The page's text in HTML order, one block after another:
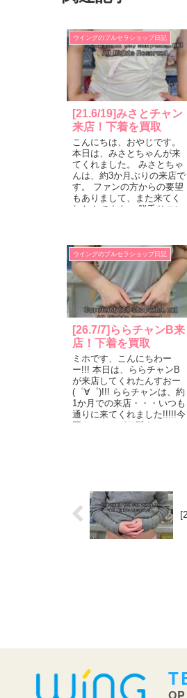
ウイングのブルセラショップ日記
[21.6/19]みさとチャン
来店！下着を買取
こんにちは、おやじです。
本日は、みさとちゃんが来
てくれました。 みさとちゃ
んは、約3か月ぶりの来店で
す。 ファンの方からの要望
もありまして、また来てく
れたんですよ。 脱毛サロン
ウイングのブルセラショップ日記
[26.7/7]ららチャンB来
店！下着を買取
ミホです、こんにちわー
ー!!! 本日は、ららチャンB
が来店してくれたんすおー
(゜∀゜)!!! ららチャンは、約
1か月での来店・・・いつも
通りに来てくれました!!!!!今
回も、やっぱり髪をクルク